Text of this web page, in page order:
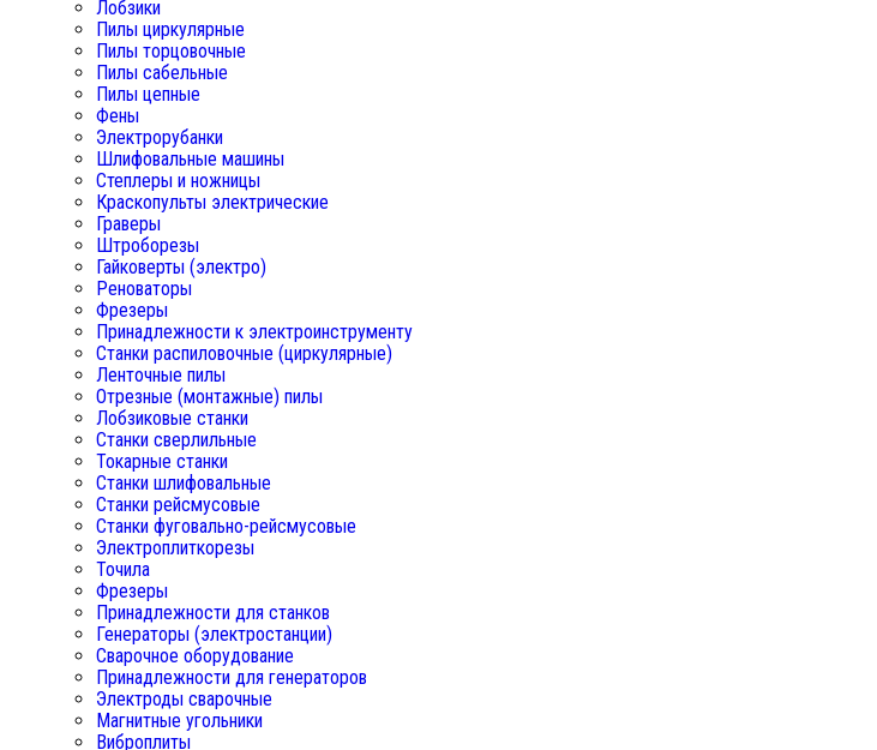
Лобзики
Пилы циркулярные
Пилы торцовочные
Пилы сабельные
Пилы цепные
Фены
Электрорубанки
Шлифовальные машины
Степлеры и ножницы
Краскопульты электрические
Граверы
Штроборезы
Гайковерты (электро)
Реноваторы
Фрезеры
Принадлежности к электроинструменту
Станки распиловочные (циркулярные)
Ленточные пилы
Отрезные (монтажные) пилы
Лобзиковые станки
Станки сверлильные
Токарные станки
Станки шлифовальные
Станки рейсмусовые
Станки фуговально-рейсмусовые
Электроплиткорезы
Точила
Фрезеры
Принадлежности для станков
Генераторы (электростанции)
Сварочное оборудование
Принадлежности для генераторов
Электроды сварочные
Магнитные угольники
Виброплиты